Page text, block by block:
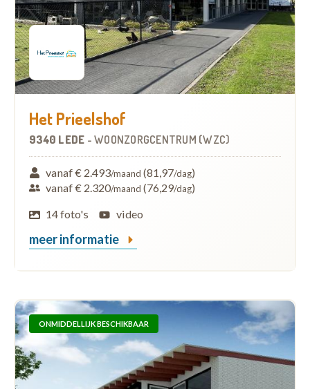
Het Prieelshof
9340 LEDE - WOONZORGCENTRUM (WZC)
vanaf € 2.493/maand (81,97/dag)
vanaf € 2.320/maand (76,29/dag)
14 foto's
video
meer informatie
ONMIDDELLIJK BESCHIKBAAR